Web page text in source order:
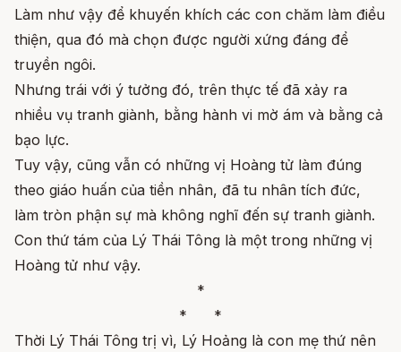
Làm như vậy để khuyến khích các con chăm làm điều
thiện, qua đó mà chọn được người xứng đáng để
truyền ngôi.
Nhưng trái với ý tưởng đó, trên thực tế đã xảy ra
nhiều vụ tranh giành, bằng hành vi mờ ám và bằng cả
bạo lực.
Tuy vậy, cũng vẫn có những vị Hoàng tử làm đúng
theo giáo huấn của tiền nhân, đã tu nhân tích đức,
làm tròn phận sự mà không nghĩ đến sự tranh giành.
Con thứ tám của Lý Thái Tông là một trong những vị
Hoàng tử như vậy.
*
* *
Thời Lý Thái Tông trị vì, Lý Hoảng là con mẹ thứ nên